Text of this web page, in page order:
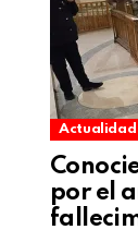
Actualidad
por el